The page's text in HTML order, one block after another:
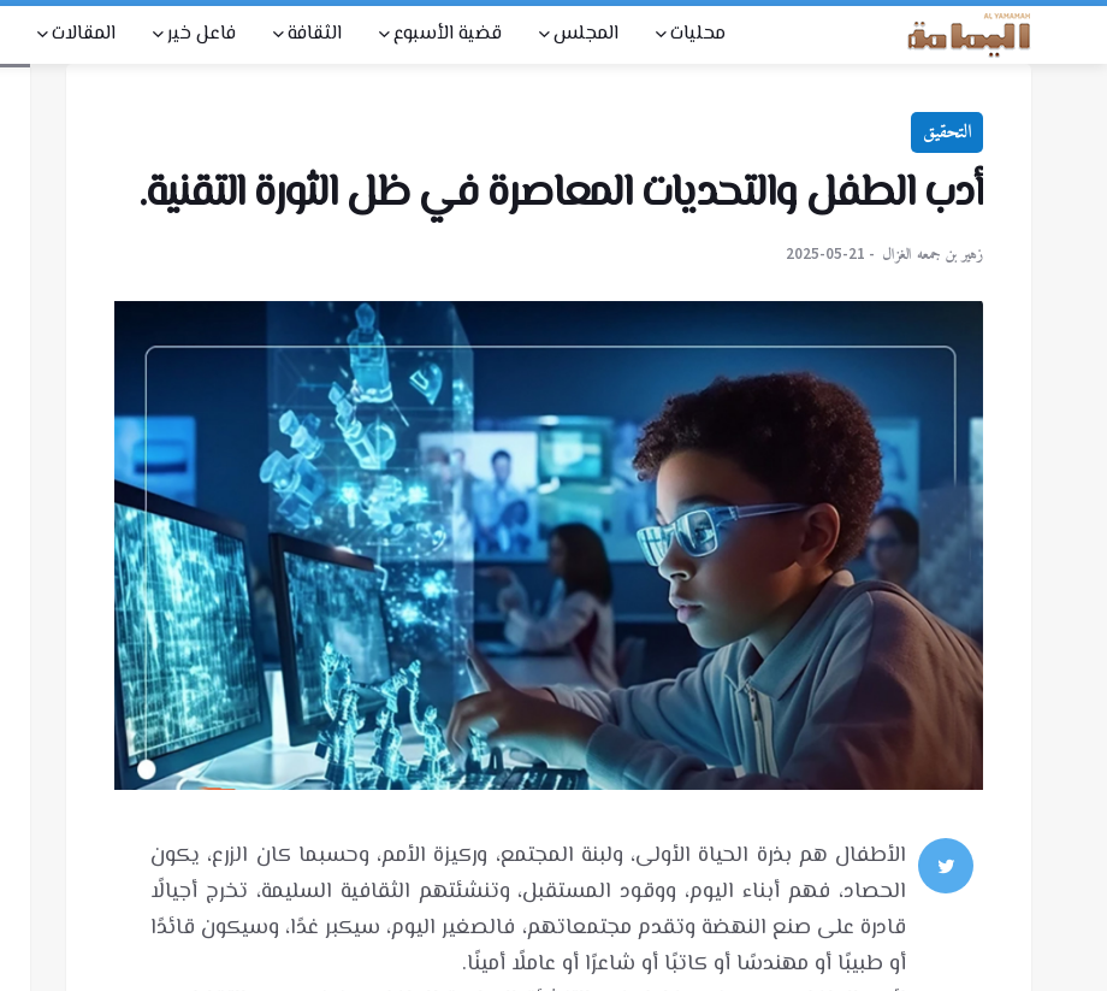
محليات المجلس قضية الأسبوع الثقافة فاعل خير المقالات
التحقيق
أدب الطفل والتحديات المعاصرة في ظل الثورة التقنية.
زهير بن جمعه الغزال 2025-05-21
الأطفال هم بذرة الحياة الأولى، ولبنة المجتمع، وركيزة الأمم، وحسبما كان الزرع، يكون الحصاد، فهم أبناء اليوم، ووقود المستقبل، وتنشئتهم الثقافية السليمة، تخرج أجيالًا قادرة على صنع النهضة وتقدم مجتمعاتهم، فالصغير اليوم، سيكبر غدًا، وسيكون قائدًا أو طبيبًا أو مهندسًا أو كاتبًا أو شاعرًا أو عاملًا أمينًا. لأدب الطفل دور مركزي وفاعل في التنشئة السليمة للطفل، وينبغي عدم التقليل من شأنه، فهو ليس أداة ترفيه فحسب، بل مشروع وطني وتربوي، يجب أن يُحتضن ويُنمّى، فهو يصنع أجيالًا تقرأ وتفكر وتبدع، ونحن بحاجة إلى شراكات بين الأسرة، والمؤسسات التعليمية، والمبدعين من الكتّاب؛ لصناعة أدب يرتقي بعقول أطفالنا، ويواكب متغيرات العصر. فى هذا التحقيق المهم، نتناول أدب الطفل وتحدياته المعاصرة فى ظل الثورة التقنية العالمية، وعلاقته بالمتغيرات التكنولوجية الحديثة، وتأثيراته الدائمة في مجال النشر الورقي والتقني، وآراء المتخصصين من الكتاب والتربويين والثقافيين والشعراء وحتى الأطباء والتقنيين. انسحاب الكتب والورقيات من الساحة العالمية: تقول الدكتورة حصة العوضي: ليس غريبًا على المهتمين والمختصين بأدب الطفل وثقافته، القلق الشديد بشأن ما يحدث في التطورات المتتالية للأنظمة التقنية في العالم منذ العقود الأخيرة من الزمن، وما تلاه من استغناء الجزء الكبير من البشر عن التواصل المباشر بين بعضهم البعض، حيث لا يختلف في ذلك الكبار والصغار، ولا الغني والفقير، ولا القريب والبعيد. فمنذ انطلاق الثورة الأخيرة للتقنية الإلكترونية مع اندماج ما يطلق عليه بالذكاء الصناعي الذي غزا الأجهزة المحمولة بسماته الجديدة، والتي لن تشهد إلا على انحدار ما يسمى بالإبداع الفني والثقافي على مستوى العالم، وكذلك التطور الطبيعي لنمو أدمغة الصغار من خلال البحث عن الأمور اليسيرة والسهلة في حل المشاكل والعقبات، مع تغييب العقل الإنساني ومهمته في إدارة وحماية إدراك البشر في جميع مراحله التطورية والإنتاجية. الأمر يبدو للبعض مجرد انتقال من مرحلة تقنية إلى أخرى أكثر سهولة ومواكبة لتسيير أمورهم وحاجياتهم، بينما هي في الحقيقة المعضلة الأكبر التي يُمكنها أن تدمر التفكير الإنساني، دون التعبير عن مشاعره وأحاسيسه، وإطلاق العنان للأجهزة الإلكترونية لتحتل حياته وإدراكه وتفكيره . وأضافت “حصة”، أن الكتب والورقيات، ابتدأت تنسحب من الساحة العالمية، وهي تجر خلفها بقايا الفشل الذريع التي منيت به في الألفية الجديدة، مع اندحار الأقلام البشرية، والخيال الطبيعي، والمشاعر الإنسانية، لاستبدالها بعقول أخرى، لا تشعر، ولا تتألم، ولا تجيد التعامل عما هو في الأعماق البشرية من طموحات وأحلام كثيرة، ولم يأت ذلك إلا مما صنعته الأيدي البشرية، بمساعدة الذكاء الطبيعي. منذ أن بدأت تلك العقود المنذرة باحتلال التكنولوجيا الحديثة والمتطورة، وسعيها للقضاء على كل خلية وقطرة دم إنسانية وبشرية، حتى اختلت معايير الثقافة والتربية والنضوج، ما أدرى إلى زعزعة أركان العديد من دور النشر العربية والعالمية خوفًا من احتضارها أمام معدات التقنية الحديثة والذكاء القادم منها، ولم تكن دور النشر الخاصة بكتب الطفل والنشء ببعيد عن ما يحدق بها من أخطار جسيمة في مجال تطور صناعة الثقافة الخاصة بالأطفال على مستوى العالم كله . ورغم كل ذلك القلق الذي يتجاوز الحدود والعناوين، والسعي للتدمير الشامل للقوة الفكرية والإبداعية والاجتماعية في كل نطاق، فقد انقطعت الصلات البشرية بكل أنماطها من المجتمعات التي ابتليت بداء التكنولوجيا الرقمية، ومواقع التواصل الاجتماعي، التي قضت حتى على مجرد التواصل بالأعين، لانغماسها ليلًا ونهارًا في متابعة الشاشات الصغيرة والكبيرة وفي كل مكان. لدرجة أن أفراد البيت الواحد ما عاد يتعرف بعضهم على بعض، فما بالنا بالمجتمعات الكبيرة التي انهارت فيها العلاقات البشرية النابضة ليحل محلها الجمود الذي يصل إلى حد اللامبالاة في أكثر الأحيان. أدب الطفل.. صناعة الوعي من المهد: أمل مطلق الحربي، باحثة دكتوراة - أصول تربية، تقول: يُعدّ أدب الطفل حجر الأساس في بناء الشخصية منذ الطفولة المبكرة؛ فهو أداة تنوير تُسهم في ترسيخ القيم، وتوسيع المدارك، ومن هذا المنطلق، قدمتُ مجموعة من الأعمال المسرحية التي تمزج بين الترفيه والفكرة الهادفة، موجهة للأطفال من عمر 6 إلى 15 سنة، ومن أبرزها “حسام ورحلة الزمان”، والتي قدمت كنص في جمعية الثقافة والفنون بالدمام، تناولت فيها مفاهيم الهوية والانتماء، و”حزام ناسف” التي مثّلت ضمن فعاليات المسرح المدرسي للتوعية بخطر التطرف بأسلوب مبسّط، يناسب وعي الطفل، وكذلك “ضد مجهول” التي تناولت بجرأة قضايا اجتماعية تمس واقع الطفل العربي. وسعيتُ إلى تبسيط المفاهيم التعليمية من خلال “مسرحية عجيبة في رحلة العجائب”، حيث خضعت الشخصية “عجيبة” لرحلة داخل مدينة التعجب، بهدف مساعدة الأطفال على فهم قواعد النحو ومعرفة الأفعال التي يجوز التعجب منها مباشرة أو عبر فعل مساعد، في قالب قصصي مشوّق. وأكدت “الحربى”، أن أدب الطفل ليس أداة ترفيه فحسب، بل مشروع وطني وتربوي يجب أن يُحتضن ويُنمّى، فهو يصنع أجيالًا تقرأ، تفكر، وتبدع. أما الدكتور سامي الشيخ محمد، أستاذ الأخلاق والحضارة واللاهوت وعلم اجتماع المستقبل بجامعة دمشق، فقال: إن هناك تحديات معاصرة تُواجهها الأسرة والمجتمع، في عملية التنشئة الاجتماعية للأطفال، وهو الأمر الذي يقتضي من الكُتاب والأدباء والمثقفين العاملين في ميدان أدب الأطفال، ضرورة أن يكون أدب الطفل أدبًا هادفًا، يستهدف بناء شخصية الطفل بناءً سليمًا متينًا معززًا بالقيم الاجتماعية والتربوية والأخلاقية التي تسهم إسهامًا فاعلًا في تنمية الجوانب الإيجابية المختلفة في حياة الطفل، فالتركيز على نشر قيم التعاون والمحبة والصدق والاحترام والتسامح والوفاء ومحبة الأوطان والبذل والعطاء والتفوق في التعليم وميادين الحياة المختلفة، وإبراز الآثار السلبية الضارة الناجمة عن نشر المفاهيم والسلوكيات الخاطئة، في النصوص الأدبية وقصص الأطفال ووسائل الإعلام المرئية والمسموعة والمقروءة. وأضاف “الشيخ”، أن لأدب الطفل دورًا مركزيًا فاعلًا في التنشئة السليمة للطفل ينبغي عدم التقليل من شأنها. جيل ألفا بحاجة إلى كتب غير تقليديه: وقالت إيمان راشد فارس: تمضي السنوات وتتطور وتختلف الأجيال عن الأجيال التي سبقتها، نجد هوة الاختلاف تتسع عامًا بعد عام، أطفال اليوم، جيل ألفا، نشأوا على التكنولوجيا الحديثة مع ما يُصاحبها من مميزات، مثل القدرة على سرعة التفكير وإيجاد الحلول، هذا الجيل الحديث من الأطفال لا تستهويه الكتب التقليدية، إنه في حاجة لما يُواكب تفكيره، هو بحاجة لأن نخاطبه بلغة تتناسب مع مفاهيمه ومدركاته التكنولوجية، هم أذكياء جدًا لكنهم بالمقابل يُحبون السرعة في تلقي المعلومة، لا يمتلكون الصبر الكافي لإنهاء قراءة كتاب تقليدي، ولكي نجذبهم للقراءة، يجب أن يكون المحتوى الأدبي، يتناسب مع تطلعاتهم، وأن يكون الكتاب بطباعته مخالفًا لما اعتدنا عليه بالسابق. وأضافت: جيل ألفا بحاجة إلى كتب غير تقليديه، تزرع فيهم القيم الصالحة، نحتاج لدمج الصور المتحركة والموسيقى المبهرة، لمخاطبة عقل الطفل ونفسيته، أن نصنع شيئًا ينتصر على ما يشاهده بشكل يومي على الأجهزة الحديثة، فإن استطعنا ذلك كان لنا أن نحقق نصرًا بإيجاد جيل جديد يحب القراءة وينشأ على المبادئ والقيم، جيل يُبدع في مجالات مختلفة، يحتاج طفل هذا العصر إلى كتاب يتعاملون معه بحذر وفطنة ومهارة، كاتب يجيد مزج سحر الكلمات مع إبهار التكنولوجيا. أما عواطف عبداللطيف، إعلامية وناشطة اجتماعية، فقالت: أدب الطفل ليس مجرد وسيلة للترفيه، بل هو أداة تعليمية وتربوية تُسهم في بناء شخصية الطفل وتنمية خياله والإبحار به لمساراته المستقبلية، وأضافت، لقد اقتحمت التكنولوجيا حياتنا، ودخلت عقول أطفالنا، وغالبية أطفالنا لم يعد يستهويهم ما كان يجذبنا، لأنهم يتعاملون اليوم مع أمور جديدة، لم تكن متاحة في طفولتنا، واليوم هناك شيء مختلف، طروحات بأفكار مختلفة، غالبها يعتمد على الخيال والغرائب وعلى التسالي الإلكترونية، تأتيه بطريقة جذابة أكثر عبر شاشة، باتت جاذبة لسرعتها وخفتها. وأشارت “عواطف” إلى أن أدب الطفل يهدف إلى تعزيز القيم الأخلاقية، وتنمية الخيال، وتوسيع المدارك اللغوية والثقافية. مؤكدة أن أدب الطفل يواجه تحديات معاصرة، تشمل التحول الرقمي والتكنولوجيا، وتفضيل الأطفال للأجهزة الذكية على الكتب الورقية ذات المحتوي المنقح مسبقًا. وترى أنه لتطوير أدب الطفل، لابد من دعم الكتاب المحليين وتوفير منصات لنشر إبداعاتهم .ولابد من توظيف التكنولوجيا بشكل تربوي وهادف، والاهتمام بالترجمة النوعية المنقحة مع تكييف ثقافي لتمييز هذا الاختلاف ومدى تأثيره، وتعزيز الشراكة بين الأسرة والمدرسة، والمؤسسات الثقافية. المعجم الرقمي.. مكان المعجم الورقي: وأوضحت الدكتورة دلال مطر الشامسي، أستاذ مشارك في علوم الأرض، أن أدب الطفل يُواجه اليوم تحديات اضمحلال المخزون اللغوي العربي لدى الأطفال، بالإضافة إلى اختلاف اهتماماتهم واتجاههم نحو ما تعج به تطبيقات التواصل الاجتماعي والألعاب التي يرتكز الكثير منها على لغات أجنبية أو تراجم غير مقبولة في اللغة العربية. كما يُواجه أدب الطفل، تحديات ضعف المناهج المدرسية في الأدب العربي في المراحل الابتدائية والثانوية، حيث اختفت كثير من المصطلحات والتدريبات التي كانت تثري مخزون الطفل اللغوي والأدبي، وأصبح المعجم الرقمي مكان المعجم الورقي الغني الذي كان يحمله الطفل وينهل من مفرداته بأسمائها وأفعالها. وقالت “دلال”: يُواجه المختصون في أدب الطفل صعوبة تتمثل في إقبال الطفل على المادة المقروءة، وهنا يأتي دور الوالدين في تحديد مسار الطفل منذ نعومة أظافره، وإقصاء الأجهزة عنه، وإثراء عقله بمفردات القرآن الكريم، وما يناسب عمره من قصص التراث العربي وما تحمله من حكم عربية وأمثال، لينشأ الطفل قريبًا من لغته، مقبلًا على أدبها الراقي وثقافتها الأصيلة التي تزهر بها تربية النشء. العِلْم في الصغر كالنقش على الحجر: أكدت د. غالية بنت عيسى الزبيدي، من سلطنة عمان، أننا لا نستطيع أن نبني الرؤى المستقبلية إلا بعد أن نستقرئ الواقع جيدًا. وقالت إن المادة الأدبية، مقروءة أو مرئية أو مسموعة، هي النبع الثالث بعد البيت والمدرسة، والتي يستقي منها الطفل ثقافته، وينهل من واحتها الوارفة ما يؤسس فكره ورؤاه، وما يوجه مشاعره وأحاسيسه، وما يقوِّم سلوكه، فمتى ما أولت الحكومات والمدارس والأسر والمجتمعات جل اهتمامها ورعايتها بتلك المادة، كلما كانت أكثر حرصًا على إنتاج طفل ومجتمع وأمة جيدة. وأضافت: إن أدب الطفل يعتمد على أشكال مختلفة من النثر والشعر والقصص والحكايات الخاصة بالأطفال، وبهذا أصبح أدب الأطفال تربويًا وتعليميًا، يساهم في تنمية القدرات الذهنية والعاطفية لدى الطفل . وأشارت إلى أن مقولة “العِلْم في الصغر كالنقش على الحجر” مقولةً صادِقَة، تدلُّ على أنَّ ما يُلقَّن في مرحلة الطفولة يتجذَّر عَميقًا فيها، وأن القصص التي رسخت في الوجدان العربي أكثر من الروايات الفائزة بنوبل، هي قصص السندباد وألف ليلة وليلة والشاطر حسن وأمنا الغولة وغيرها من القصص الموجهة للطفل، وهناك إغفال كبير لأدب الطفل في العالم العربي، وهو يترفع عن مخاطبة الناشئة، إذ يختلف الحال في الغرب، حيث تطبع كتب الأطفال بملايين النسخ، وتحقق مبيعات هائلة وتوزع بنسخ أصلية ثمينة. أما في عالمنا العربي فتهتم الأسرة بشراء لعبة للطفل ولا تشتري له كتابًا، كذلك لا تهتم الجهات المختصة بالبحث عن الكفاءات في الكتابة للطفل وإيجاد التمويل والجهات الداعمة لنشر هذا النتاج. أدب الطفل ودور النشر الربحية: وقالت د. غالية الزبيدي: مما لا شك فيه أن الناشر يبحثُ بالدرجة الأولى عن المكسب، ويلاحظ حركة السوق، وفق مبدأ العرض والطلب والاحتياج، ومن هنا فإن أدب الطفل يأتي ضمن خياراته في النشر، ولكن ما يتطلبه هذا الأدب من أساسيات تتمثَّل في كاتبٍ موهوب، وفنان مبدع، ووسيط طباعي أو تقني جيد، في منظومة متكاملة من الصناعة الأدبية للطفل التي تساوي الصناعات الك